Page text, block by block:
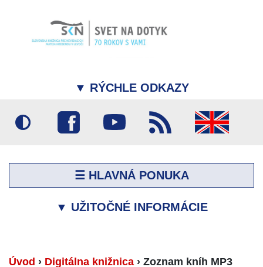
▼ RÝCHLE ODKAZY
☰ HLAVNÁ PONUKA
▼ UŽITOČNÉ INFORMÁCIE
Úvod › Digitálna knižnica › Zoznam kníh MP3